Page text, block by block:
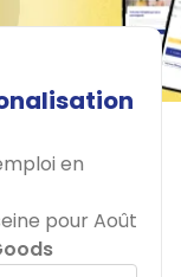
en
pour Août